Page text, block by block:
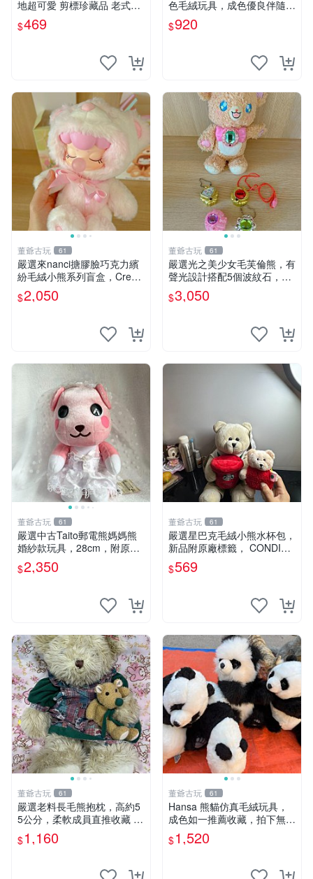
地超可愛 剪標珍藏品 老式毛
巾質地 安撫熊 款式
$469
色毛絨玩具，成色優良伴隨原
廠牌標 浣熊 玩具 毛絨
$920
董爺古玩 61
嚴選來nanci搪膠臉巧克力繽
紛毛絨小熊系列盲盒，Crea
my櫻花巧藝盲盒 隱藏款Crea
my櫻花巧藝 嬰熊盲盒娃娃 樂
$2,050
董爺古玩 61
嚴選光之美少女毛芙倫熊，有
聲光設計搭配5個波紋石，成
色完美如圖。爽快附電池，讓
愛心不打折扣。 光之美少女
$3,050
董爺古玩 61
嚴選中古Taito郵電熊媽媽熊
婚紗款玩具，28cm，附原
盒，保存極佳實拍，婚紗細節
清晰可見，偶像收藏推薦 婚
$2,350
董爺古玩 61
嚴選星巴克毛絨小熊水杯包，
新品附原廠標籤， CONDITI
ON 良好，詳情請參閱商品圖
片。 星巴克 毛絨小熊 水杯包
$569
董爺古玩 61
嚴選老料長毛熊抱枕，高約5
5公分，柔軟成員直推收藏 長
毛熊 柔軟熊抱枕 55公分
$1,160
董爺古玩 61
Hansa 熊貓仿真毛絨玩具，
成色如一推薦收藏，拍下無疑
心 熊貓 毛絨玩具 收藏
$1,520